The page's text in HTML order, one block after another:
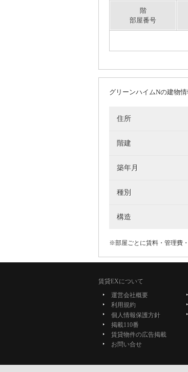
階
部屋番号
グリーンハイムNの建物情
住所
階建
築年月
種別
構造
※部屋ごとに賃料・管理費
賃貸EXについて
運営会社概要
利用規約
個人情報保護方針
掲載110番
賃貸物件の広告掲載
お問い合せ